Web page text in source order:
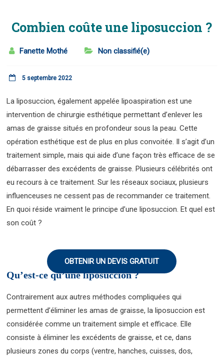
Combien coûte une liposuccion ?
Fanette Mothé Non classifié(e)
5 septembre 2022
La liposuccion, également appelée lipoaspiration est une
intervention de chirurgie esthétique permettant d’enlever les
amas de graisse situés en profondeur sous la peau. Cette
opération esthétique est de plus en plus convoitée. Il s’agit d’un
traitement simple, mais qui aide d’une façon très efficace de se
débarrasser des excédents de graisse. Plusieurs célébrités ont
eu recours à ce traitement. Sur les réseaux sociaux, plusieurs
influenceuses ne cessent pas de recommander ce traitement.
En quoi réside vraiment le principe d’une liposuccion. Et quel est
son coût ?
OBTENIR UN DEVIS GRATUIT
Qu’est-ce qu’une liposuccion ?
Contrairement aux autres méthodes compliquées qui
permettent d’éliminer les amas de graisse, la liposuccion est
considérée comme un traitement simple et efficace. Elle
consiste à éliminer les excédents de graisse, et ce, dans
plusieurs zones du corps (ventre, hanches, cuisses, dos,